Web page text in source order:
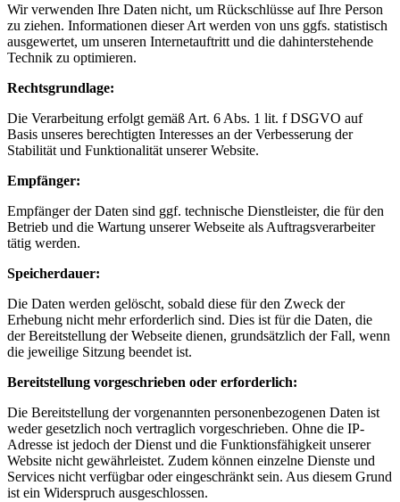
Wir verwenden Ihre Daten nicht, um Rückschlüsse auf Ihre Person
zu ziehen. Informationen dieser Art werden von uns ggfs. statistisch
ausgewertet, um unseren Internetauftritt und die dahinterstehende
Technik zu optimieren.
Rechtsgrundlage:
Die Verarbeitung erfolgt gemäß Art. 6 Abs. 1 lit. f DSGVO auf
Basis unseres berechtigten Interesses an der Verbesserung der
Stabilität und Funktionalität unserer Website.
Empfänger:
Empfänger der Daten sind ggf. technische Dienstleister, die für den
Betrieb und die Wartung unserer Webseite als Auftragsverarbeiter
tätig werden.
Speicherdauer:
Die Daten werden gelöscht, sobald diese für den Zweck der
Erhebung nicht mehr erforderlich sind. Dies ist für die Daten, die
der Bereitstellung der Webseite dienen, grundsätzlich der Fall, wenn
die jeweilige Sitzung beendet ist.
Bereitstellung vorgeschrieben oder erforderlich:
Die Bereitstellung der vorgenannten personenbezogenen Daten ist
weder gesetzlich noch vertraglich vorgeschrieben. Ohne die IP-
Adresse ist jedoch der Dienst und die Funktionsfähigkeit unserer
Website nicht gewährleistet. Zudem können einzelne Dienste und
Services nicht verfügbar oder eingeschränkt sein. Aus diesem Grund
ist ein Widerspruch ausgeschlossen.